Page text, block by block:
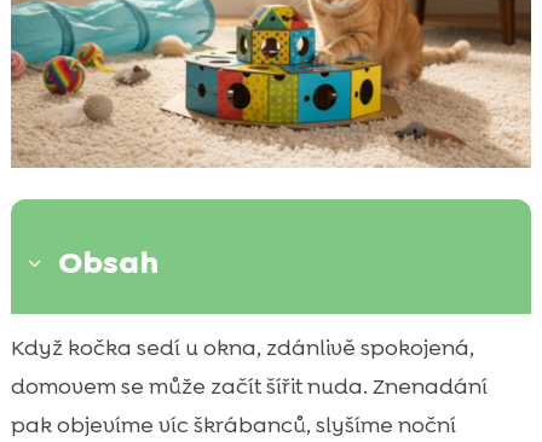
3 Obsah

Proč kočky milují mentální výzvy a co jim
přinášejí
Jak poznáme, že naše kočka potřebuje
Když kočka sedí u okna, zdánlivě spokojená,
domovem se může začít šířit nuda. Znenadání
pak objevíme víc škrábanců, slyšíme noční